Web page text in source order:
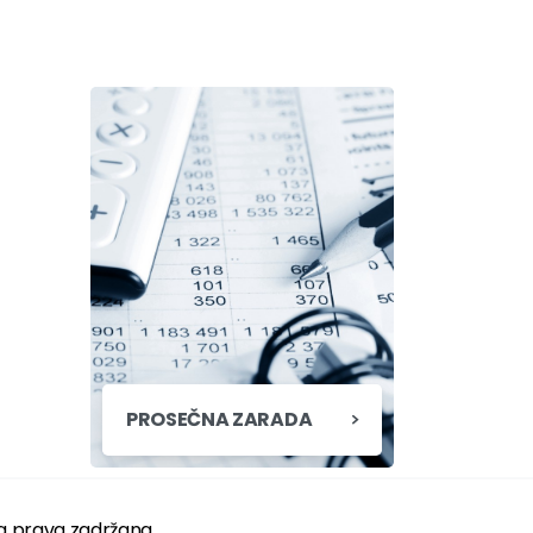
PROSEČNA ZARADA